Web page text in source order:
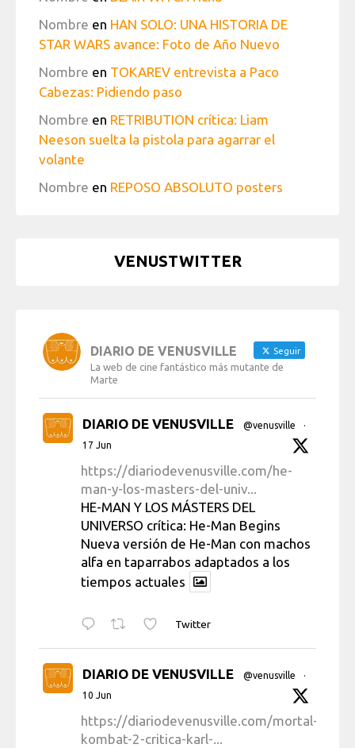
Nombre en HAN SOLO: UNA HISTORIA DE
STAR WARS avance: Foto de Año Nuevo
Nombre en TOKAREV entrevista a Paco
Cabezas: Pidiendo paso
Nombre en RETRIBUTION crítica: Liam
Neeson suelta la pistola para agarrar el
volante
Nombre en REPOSO ABSOLUTO posters
VENUSTWITTER
DIARIO DE VENUSVILLE Seguir
La web de cine fantástico más mutante de
Marte
DIARIO DE VENUSVILLE @venusville
·
17 Jun
https://diariodevenusville.com/he-
man-y-los-masters-del-univ...
HE-MAN Y LOS MÁSTERS DEL
UNIVERSO crítica: He-Man Begins
Nueva versión de He-Man con machos
alfa en taparrabos adaptados a los
tiempos actuales
Twitter
DIARIO DE VENUSVILLE @venusville
·
10 Jun
https://diariodevenusville.com/mortal-
kombat-2-critica-karl-...